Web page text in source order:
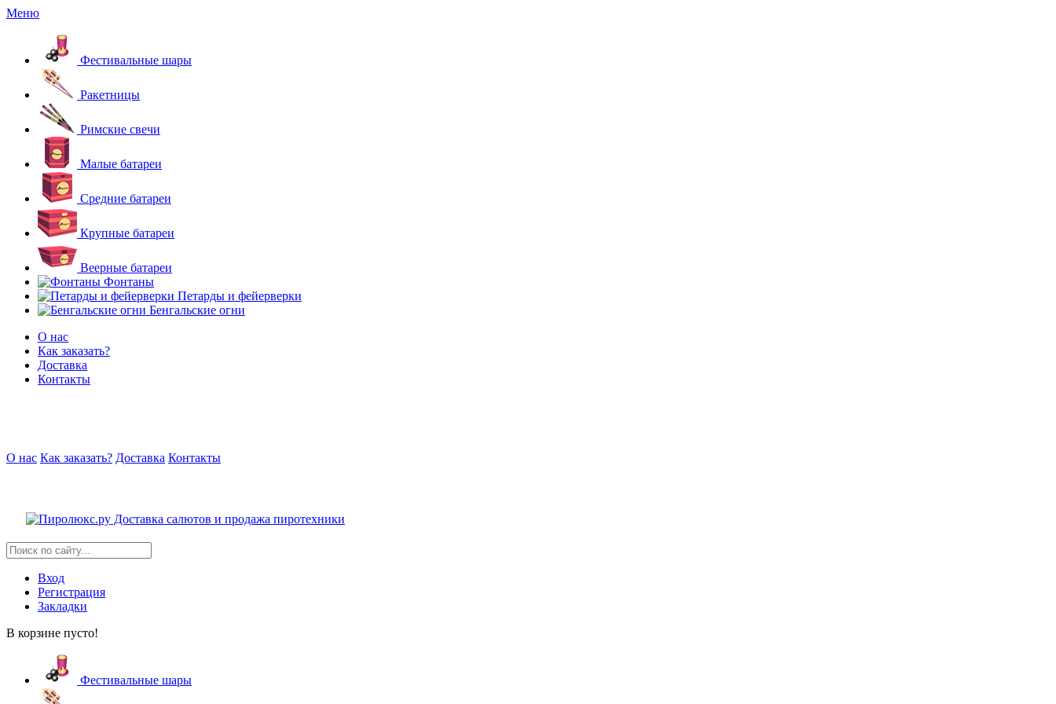
Меню
Фестивальные шары
Ракетницы
Римские свечи
Малые батареи
Средние батареи
Крупные батареи
Веерные батареи
Фонтаны
Петарды и фейерверки
Бенгальские огни
О нас
Как заказать?
Доставка
Контакты
О нас Как заказать? Доставка Контакты
Вход
Регистрация
Закладки
В корзине пусто!
Фестивальные шары